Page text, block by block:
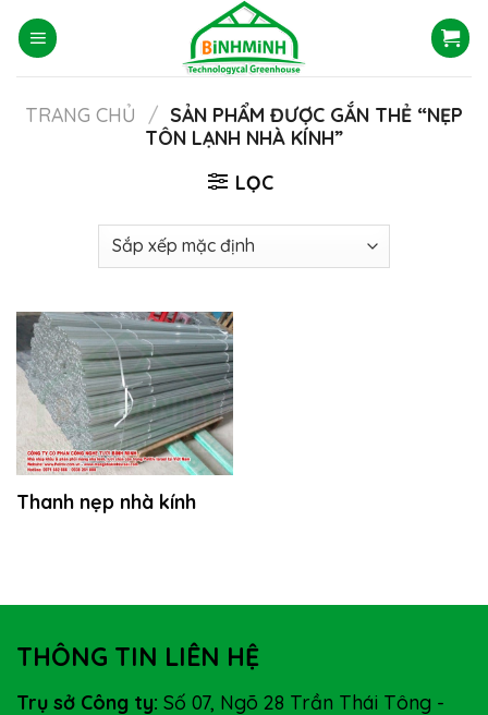
Skip
content
TRANG CHỦ
/ SẢN PHẨM ĐƯỢC GẮN THẺ “NẸP
TÔN LẠNH NHÀ KÍNH”
LỌC
Thanh nẹp nhà kính
THÔNG TIN LIÊN HỆ
Trụ sở Công ty: Số 07, Ngõ 28 Trần Thái Tông -